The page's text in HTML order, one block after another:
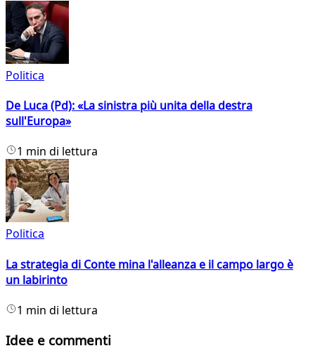
Politica
De Luca (Pd): «La sinistra più unita della destra
sull'Europa»
1 min di lettura
Politica
La strategia di Conte mina l'alleanza e il campo largo è
un labirinto
1 min di lettura
Idee e commenti